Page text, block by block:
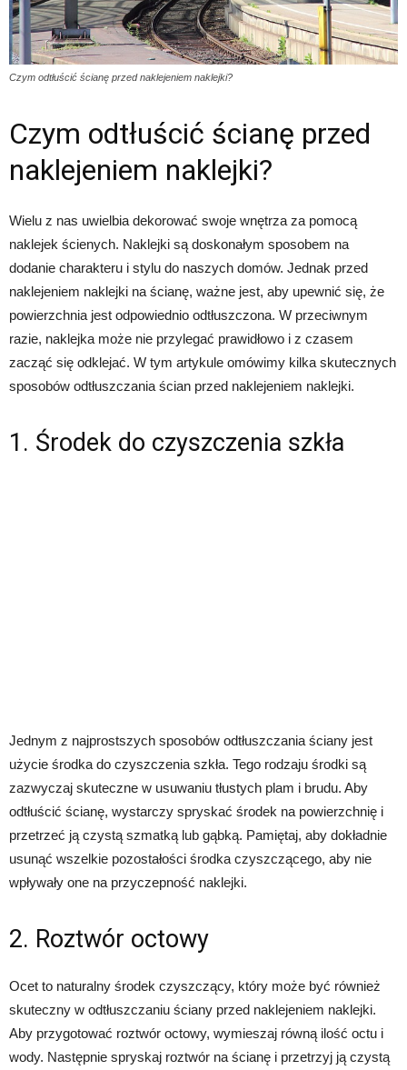
Czym odtłuścić ścianę przed naklejeniem naklejki?
Czym odtłuścić ścianę przed
naklejeniem naklejki?
Wielu z nas uwielbia dekorować swoje wnętrza za pomocą
naklejek ścienych. Naklejki są doskonałym sposobem na
dodanie charakteru i stylu do naszych domów. Jednak przed
naklejeniem naklejki na ścianę, ważne jest, aby upewnić się, że
powierzchnia jest odpowiednio odtłuszczona. W przeciwnym
razie, naklejka może nie przylegać prawidłowo i z czasem
zacząć się odklejać. W tym artykule omówimy kilka skutecznych
sposobów odtłuszczania ścian przed naklejeniem naklejki.
1. Środek do czyszczenia szkła
Jednym z najprostszych sposobów odtłuszczania ściany jest
użycie środka do czyszczenia szkła. Tego rodzaju środki są
zazwyczaj skuteczne w usuwaniu tłustych plam i brudu. Aby
odtłuścić ścianę, wystarczy spryskać środek na powierzchnię i
przetrzeć ją czystą szmatką lub gąbką. Pamiętaj, aby dokładnie
usunąć wszelkie pozostałości środka czyszczącego, aby nie
wpływały one na przyczepność naklejki.
2. Roztwór octowy
Ocet to naturalny środek czyszczący, który może być również
skuteczny w odtłuszczaniu ściany przed naklejeniem naklejki.
Aby przygotować roztwór octowy, wymieszaj równą ilość octu i
wody. Następnie spryskaj roztwór na ścianę i przetrzyj ją czystą